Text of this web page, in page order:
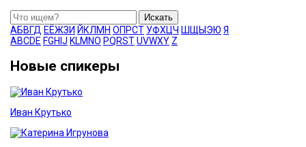
Искать
АБВГД ЕЁЖЗИ Й КЛ М Н ОП РСТ УФХЦЧ Ш ЩЫ ЭЮ Я
ABCDE FGH J KLM NO PQRSTUVWXY Z
Новые спикеры
Иван Крутько